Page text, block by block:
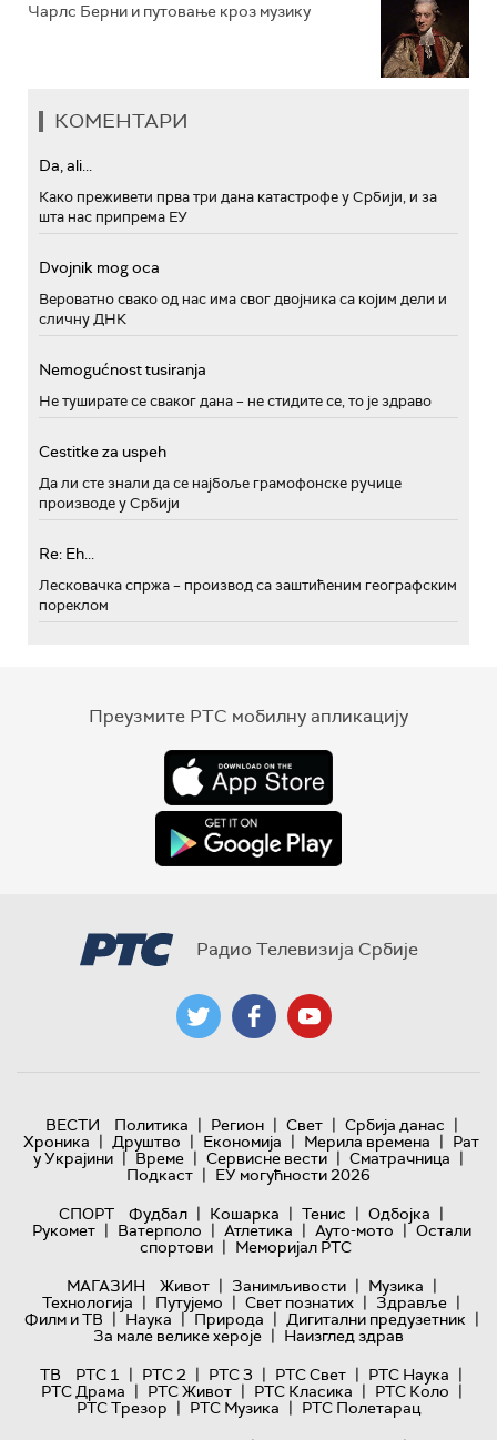
Чарлс Берни и путовање кроз музику
КОМЕНТАРИ
Da, ali...
Како преживети прва три дана катастрофе у Србији, и за
шта нас припрема ЕУ
Dvojnik mog oca
Вероватно свако од нас има свог двојника са којим дели и
сличну ДНК
Nemogućnost tusiranja
Не туширате се сваког дана – не стидите се, то је здраво
Cestitke za uspeh
Да ли сте знали да се најбоље грамофонске ручице
производе у Србији
Re: Eh...
Лесковачка спржа – производ са заштићеним географским
пореклом
Преузмите РТС мобилну апликацију
Радио Телевизија Србије
ВЕСТИ Политика | Регион | Свет | Србија данас |
Хроника | Друштво | Економија | Мерила времена | Рат
у Украјини | Време | Сервисне вести | Сматрачница |
Подкаст | ЕУ могућности 2026
СПОРТ
Фудбал | Кошарка | Тенис | Одбојка |
Рукомет | Ватерполо | Атлетика | Ауто-мото | Остали
спортови | Меморијал РТС
МАГАЗИН
Живот | Занимљивости | Музика |
Технологијa | Путујемо | Свет познатих | Здравље |
Филм и ТВ | Наука | Природа | Дигитални предузетник |
За мале велике хероје | Наизглед здрав
ТВ
РТС 1 | РТС 2 | РТС 3 | РТС Свет | РТС Наука |
РТС Драма | РТС Живот | РТС Класика | РТС Коло |
РТС Трезор | РТС Музика | РТС Полетарац